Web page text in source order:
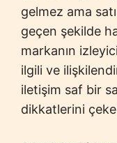
gelmez ama
geçen şekilde
markanın
ilgili ve
iletişim saf bir
dikkatlerini